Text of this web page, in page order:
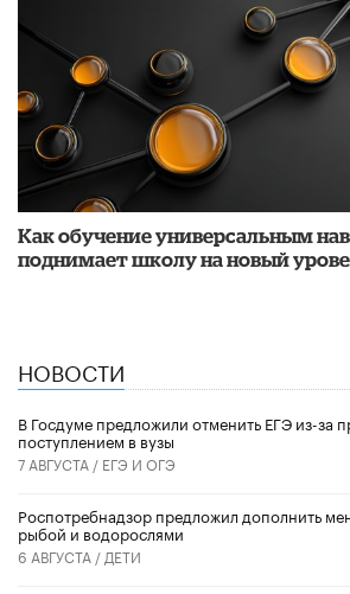
​Как обучение универсальным
поднимает школу на новый
НОВОСТИ
В Госдуме предложили отменить ЕГЭ из-за
поступлением в вузы
7 АВГУСТА / ЕГЭ И ОГЭ
Роспотребнадзор предложил дополнить
рыбой и водорослями
6 АВГУСТА / ДЕТИ